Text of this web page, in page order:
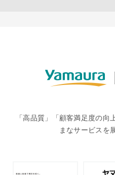
「高品質」「顧客満足度の
まなサービスを